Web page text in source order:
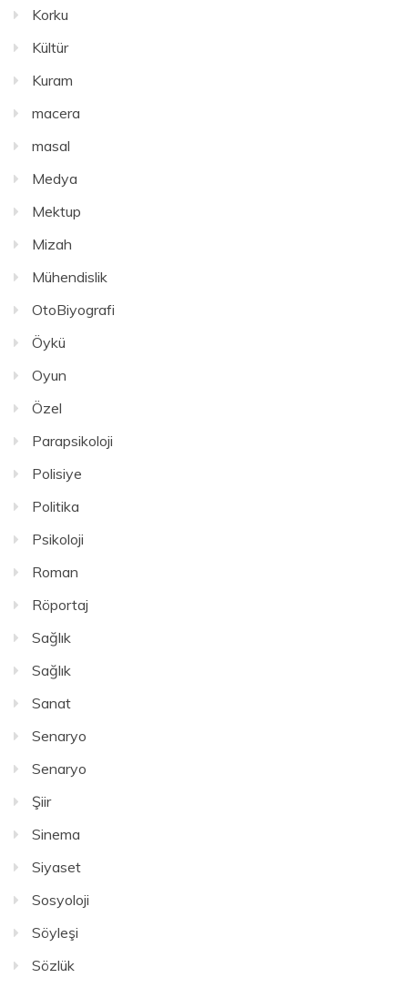
Korku
Kültür
Kuram
macera
masal
Medya
Mektup
Mizah
Mühendislik
OtoBiyografi
Öykü
Oyun
Özel
Parapsikoloji
Polisiye
Politika
Psikoloji
Roman
Röportaj
Sağlık
Sağlık
Sanat
Senaryo
Senaryo
Şiir
Sinema
Siyaset
Sosyoloji
Söyleşi
Sözlük